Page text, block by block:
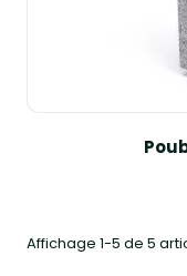
Affichage 1-5 de 5